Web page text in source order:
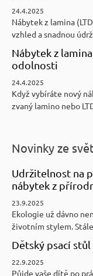
24.4.2025
Nábytek z lamina
vzhled a snadnou
Nábytek z
odolnosti
24.4.2025
Když vybíráte nový
zvaný lamino nebo
Novinky ze
Udržitelnost na
nábytek z
23.9.2025
Ekologie už dávno
životním stylem.
Dětský psací
22.9.2025
Půjde vaše dítě po